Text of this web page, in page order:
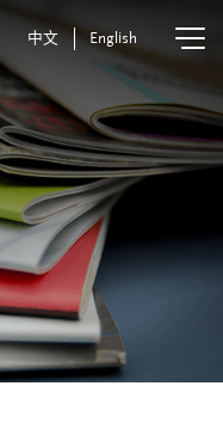
中文 English